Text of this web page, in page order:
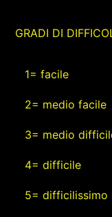
GRADI DI
1= facile
2= medio facile
3= medio
4= difficile
5= difficilissimo